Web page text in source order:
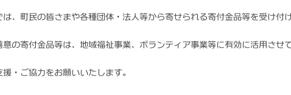
、町民の皆さまや各種団体・法人等から寄せられる寄付金品等を受け付
の寄付金品等は、地域福祉事業、ボランティア事業等に有効に活用させ
・ご協力をお願いいたします。